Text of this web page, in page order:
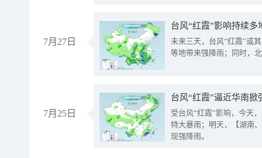
7月27日
台风“红霞”影响持续
未来三天，台风“红霞”或
等地带来强降雨；同时，
7月25日
台风“红霞”逼近华南
受台风“红霞”影响，今天
特大暴雨；明天，【湖南
现强降雨。